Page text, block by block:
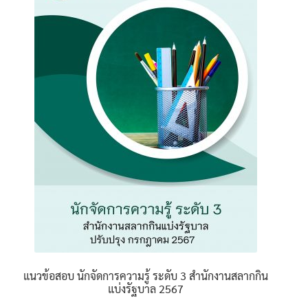
ข่าวเปิดสอบงานราชการ
นโยบายคืนสินค้าและการจัดส่ง​
คำถามที่พบบ่อย
แนวข้อสอบ นักจัดการความรู้ ระดับ 3 สำนักงานสลากกิน
แบ่งรัฐบาล 2567